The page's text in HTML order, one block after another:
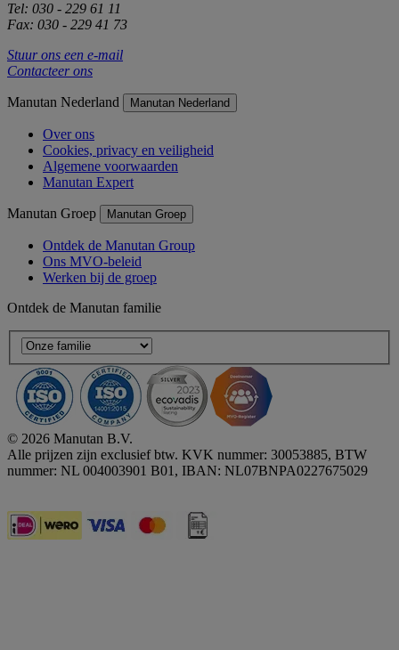
Tel: 030 - 229 61 11
Fax: 030 - 229 41 73
Stuur ons een e-mail
Contacteer ons
Manutan Nederland Manutan Nederland
Over ons
Cookies, privacy en veiligheid
Algemene voorwaarden
Manutan Expert
Manutan Groep Manutan Groep
Ontdek de Manutan Group
Ons MVO-beleid
Werken bij de groep
Ontdek de Manutan familie
© 2026 Manutan B.V.
Alle prijzen zijn exclusief btw. KVK nummer: 30053885, BTW
nummer: NL 004003901 B01, IBAN: NL07BNPA0227675029